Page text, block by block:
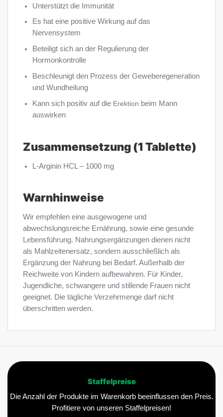
Unterstützt die Immunität
Es hat eine positive Wirkung auf das
Nervensystem
Beteiligt sich an der Regulierung der
Hormonkontrolle
Beschleunigt den Prozess der Geweberegeneration
und Wundheilung
Kann sich positiv auf die Erektion beim Mann
auswirken
Zusammensetzung (1 Tablette)
L-Arginin HCL – 1000 mg
Warnhinweise
Wir empfehlen eine ausgewogene und
abwechslungsreiche Ernährung, sowie eine gesunde
Lebensführung. Nahrungsergänzungen dienen nicht
als Mahlzeitenersatz, sondern ausschließlich als
Ergänzung der Nahrung bei Bedarf. Außerhalb der
Reichweite von Kindern aufbewahren. Für Kinder,
Jugendliche, schwangere und stillende Frauen nicht
geeignet. Die tägliche Verzehrmenge darf nicht
überschritten werden.
Staffelpreise
Die Anzahl der Produkte im Warenkorb beeinflussen den Preis.
Profitiere von unseren Staffelpreisen!